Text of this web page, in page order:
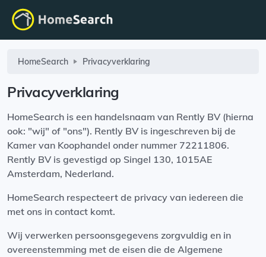
HomeSearch Privacyverklaring
Privacyverklaring
HomeSearch is een handelsnaam van Rently BV (hierna
ook: "wij" of "ons"). Rently BV is ingeschreven bij de
Kamer van Koophandel onder nummer 72211806.
Rently BV is gevestigd op Singel 130, 1015AE
Amsterdam, Nederland.
HomeSearch respecteert de privacy van iedereen die
met ons in contact komt.
Wij verwerken persoonsgegevens zorgvuldig en in
overeenstemming met de eisen die de Algemene